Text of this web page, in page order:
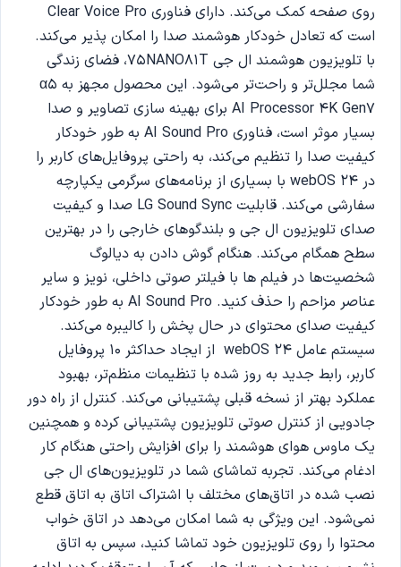
روی صفحه کمک می‌کند. دارای فناوری Clear Voice Pro
است که تعادل خودکار هوشمند صدا را امکان پذیر می‌کند.
با تلویزیون هوشمند ال جی 75NANO81T، فضای زندگی
شما مجلل‌تر و راحت‌تر می‌شود. این محصول مجهز به α5
AI Processor 4K Gen7 برای بهینه سازی تصاویر و صدا
بسیار موثر است، فناوری AI Sound Pro به طور خودکار
کیفیت صدا را تنظیم می‌کند، به راحتی پروفایل‌های کاربر را
در webOS 24 با بسیاری از برنامه‌های سرگرمی یکپارچه
سفارشی می‌کند. قابلیت LG Sound Sync صدا و کیفیت
صدای تلویزیون ال جی و بلندگوهای خارجی را در بهترین
سطح همگام می‌کند. هنگام گوش دادن به دیالوگ
شخصیت‌ها در فیلم ها با فیلتر صوتی داخلی، نویز و سایر
عناصر مزاحم را حذف کنید. AI Sound Pro به طور خودکار
کیفیت صدای محتوای در حال پخش را کالیبره می‌کند.
سیستم عامل webOS 24 از ایجاد حداکثر 10 پروفایل
کاربر، رابط جدید به روز شده با تنظیمات منظم‌تر، بهبود
عملکرد بهتر از نسخه قبلی پشتیبانی می‌کند. کنترل از راه دور
جادویی از کنترل صوتی تلویزیون پشتیبانی کرده و همچنین
یک ماوس هوای هوشمند را برای افزایش راحتی هنگام کار
ادغام می‌کند. تجربه تماشای شما در تلویزیون‌های ال جی
نصب شده در اتاق‌های مختلف با اشتراک اتاق به اتاق قطع
نمی‌شود. این ویژگی به شما امکان می‌دهد در اتاق خواب
محتوا را روی تلویزیون خود تماشا کنید، سپس به اتاق